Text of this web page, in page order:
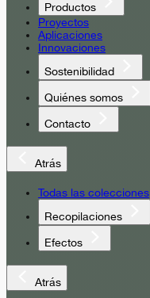
Productos
Proyectos
Aplicaciones
Innovaciones
Sostenibilidad
Quiénes somos
Contacto
Atrás
Todas las colecciones
Recopilaciones
Efectos
Atrás